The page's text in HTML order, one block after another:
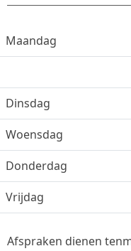
Maandag
Dinsdag
Woensdag
Donderdag
Vrijdag
Afspraken dienen